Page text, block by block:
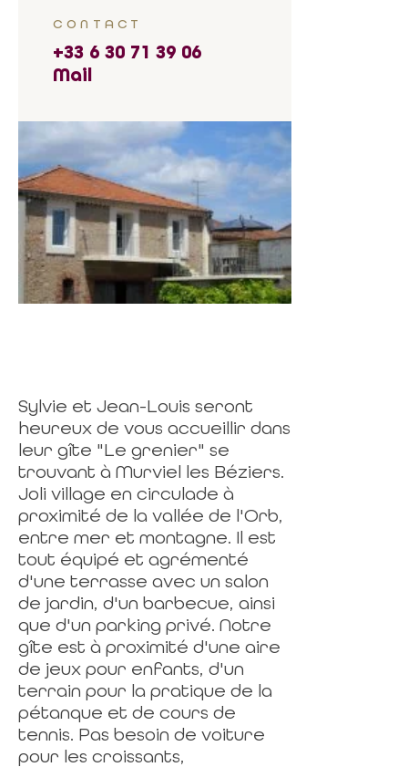
CONTACT
+33 6 30 71 39 06
Mail
Sylvie et Jean-Louis seront
heureux de vous accueillir dans
leur gîte "Le grenier" se
trouvant à Murviel les Béziers.
Joli village en circulade à
proximité de la vallée de l'Orb,
entre mer et montagne. Il est
tout équipé et agrémenté
d'une terrasse avec un salon
de jardin, d'un barbecue, ainsi
que d'un parking privé. Notre
gîte est à proximité d'une aire
de jeux pour enfants, d'un
terrain pour la pratique de la
pétanque et de cours de
tennis. Pas besoin de voiture
pour les croissants,